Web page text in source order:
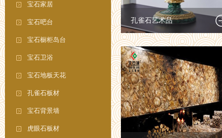
宝石家居
宝石吧台
宝石橱柜岛台
宝石卫浴
宝石地板天花
孔雀石板材
宝石背景墙
虎眼石板材
孔雀石艺术品